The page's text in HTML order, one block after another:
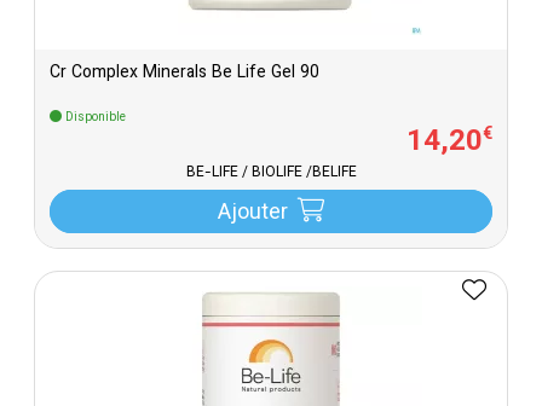
Cr Complex Minerals Be Life Gel 90
Disponible
14,20€
BE-LIFE / BIOLIFE /BELIFE
Ajouter